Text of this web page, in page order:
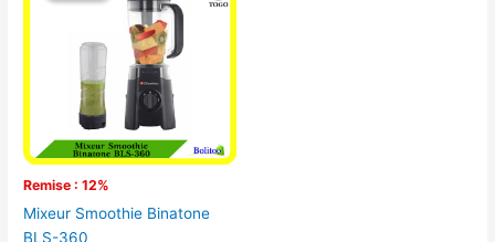
Remise : 12%
Mixeur Smoothie Binatone
BLS-360
était :
25.000 CFA.
est :